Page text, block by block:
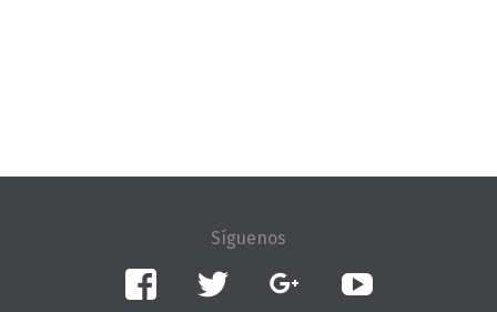
Facebook Twitter Google+